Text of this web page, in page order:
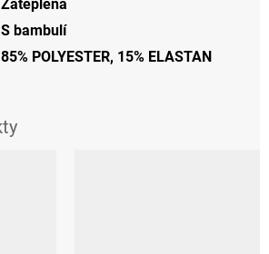
Zateplená
S bambulí
85% POLYESTER, 15% ELASTAN